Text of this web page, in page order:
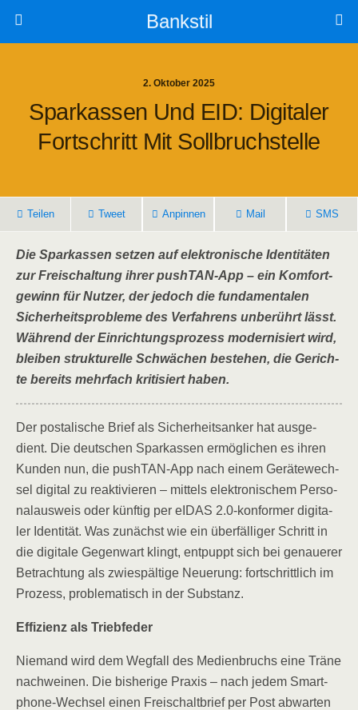
Bankstil
2. Oktober 2025
Spar­kas­sen Und EID: Digi­ta­ler
Fort­schritt Mit Sollbruchstelle
Tei­len Tweet Anpin­nen Mail SMS
Die Spar­kas­sen set­zen auf elek­tro­ni­sche Iden­ti­tä­ten
zur Frei­schal­tung ihrer pushT­AN-App – ein Kom­fort­
ge­winn für Nut­zer, der jedoch die fun­da­men­ta­len
Sicher­heits­pro­ble­me des Ver­fah­rens unbe­rührt lässt.
Wäh­rend der Ein­rich­tungs­pro­zess moder­ni­siert wird,
blei­ben struk­tu­rel­le Schwä­chen bestehen, die Gerich­
te bereits mehr­fach kri­ti­siert haben.
Der pos­ta­li­sche Brief als Sicher­heits­an­ker hat aus­ge­
dient. Die deut­schen Spar­kas­sen ermög­li­chen es ihren
Kun­den nun, die pushT­AN-App nach einem Gerä­te­wech­
sel digi­tal zu reak­ti­vie­ren – mit­tels elek­tro­ni­schem Per­so­
nal­aus­weis oder künf­tig per eIDAS 2.0‑konformer digi­ta­
ler Iden­ti­tät. Was zunächst wie ein über­fäl­li­ger Schritt in
die digi­ta­le Gegen­wart klingt, ent­puppt sich bei genaue­rer
Betrach­tung als zwie­späl­ti­ge Neue­rung: fort­schritt­lich im
Pro­zess, pro­ble­ma­tisch in der Substanz.
Effi­zi­enz als Triebfeder
Nie­mand wird dem Weg­fall des Medi­en­bruchs eine Trä­ne
nach­wei­nen. Die bis­he­ri­ge Pra­xis – nach jedem Smart­
phone-Wech­sel einen Frei­schalt­brief per Post abwar­ten